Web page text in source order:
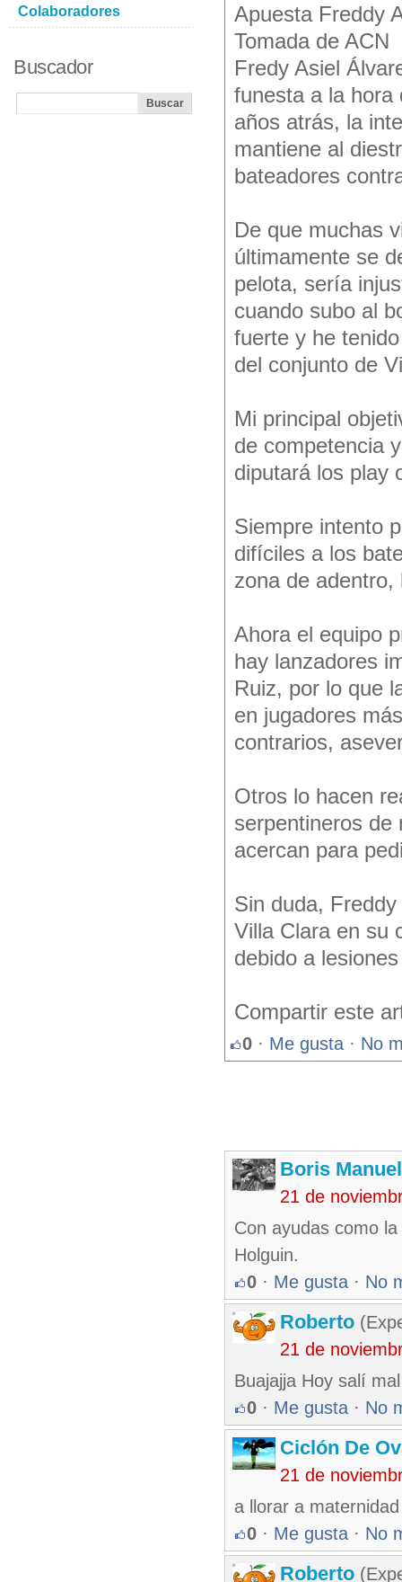
Apuesta Freddy
Tomada de ACN
Fredy Asiel
funesta a la hora
años atrás, la
mantiene al
bateadores
De que muchas
últimamente se
pelota, sería
cuando subo al
fuerte y he
del conjunto de
Mi principal
de competencia
diputará los play
Siempre intento
difíciles a los
zona de
Ahora el equipo
hay lanzadores
Ruiz, por lo que
en jugadores
contrarios,
Otros lo hacen
serpentineros de
acercan para
Sin duda,
Villa Clara en su
debido a
Compartir este
0 · Me gusta · No
Boris
21 de
Con ayudas como
Holguin.
0 · Me gusta · No
Roberto
21 de
Buajajja Hoy salí
0 · Me gusta · No
Ciclón De
21 de
a llorar a maternidad
0 · Me gusta · No
Roberto
Colaboradores
Buscador